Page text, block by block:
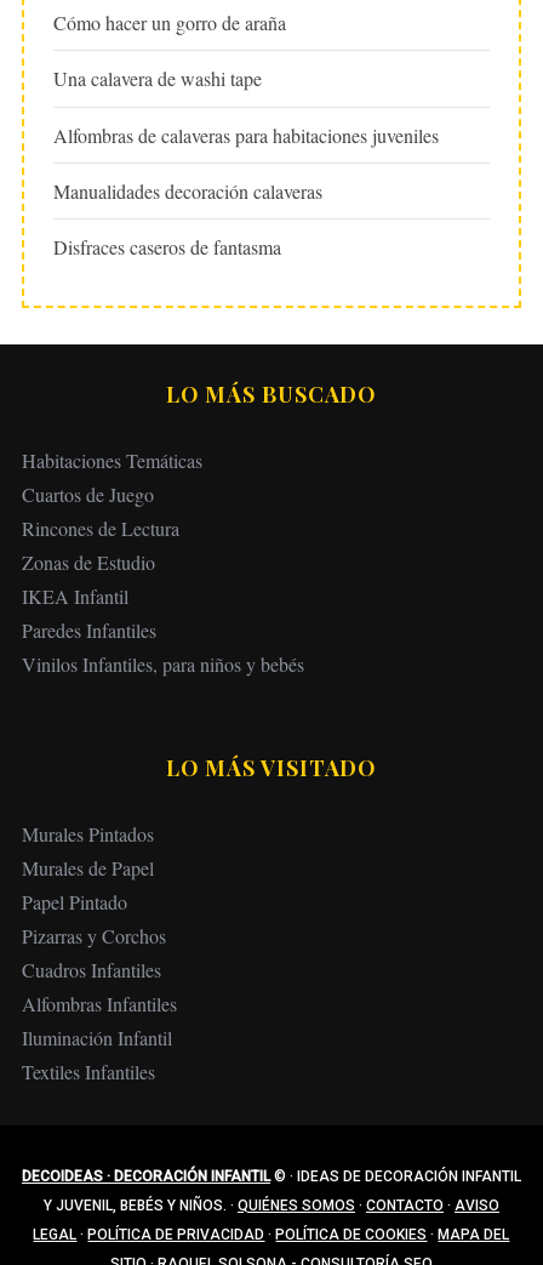
Cómo hacer un gorro de araña
Una calavera de washi tape
Alfombras de calaveras para habitaciones juveniles
Manualidades decoración calaveras
Disfraces caseros de fantasma
LO MÁS BUSCADO
Habitaciones Temáticas
Cuartos de Juego
Rincones de Lectura
Zonas de Estudio
IKEA Infantil
Paredes Infantiles
Vinilos Infantiles, para niños y bebés
LO MÁS VISITADO
Murales Pintados
Murales de Papel
Papel Pintado
Pizarras y Corchos
Cuadros Infantiles
Alfombras Infantiles
Iluminación Infantil
Textiles Infantiles
DECOIDEAS · DECORACIÓN INFANTIL© · IDEAS DE DECORACIÓN INFANTIL
Y JUVENIL, BEBÉS Y NIÑOS. · QUIÉNES SOMOS · CONTACTO · AVISO
LEGAL · POLÍTICA DE PRIVACIDAD · POLÍTICA DE COOKIES · MAPA DEL